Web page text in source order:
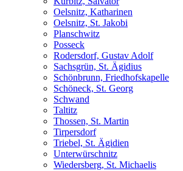
Oelsnitz, Katharinen
Oelsnitz, St. Jakobi
Planschwitz
Posseck
Rodersdorf, Gustav Adolf
Sachsgrün, St. Ägidius
Schönbrunn, Friedhofskapelle
Schöneck, St. Georg
Schwand
Taltitz
Thossen, St. Martin
Tirpersdorf
Triebel, St. Ägidien
Unterwürschnitz
Wiedersberg, St. Michaelis